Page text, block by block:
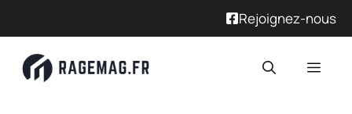
Rejoignez-nous